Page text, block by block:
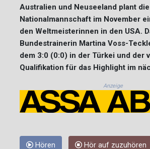
Australien und Neuseeland plant
Nationalmannschaft im November
den Weltmeisterinnen in den USA.
Bundestrainerin Martina Voss-
dem 3:0 (0:0) in der Türkei und der
Qualifikation für das Highlight im
Anzeige
Hören Hör auf zuzuhören